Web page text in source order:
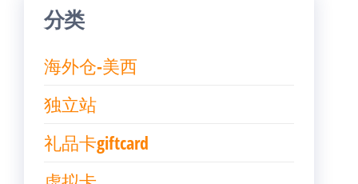
分类
海外仓-美西
独立站
礼品卡giftcard